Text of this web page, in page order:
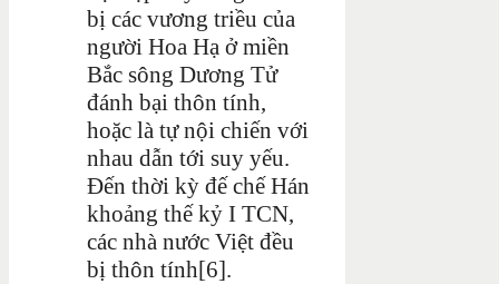
bị các vương triều của
người Hoa Hạ ở miền
Bắc sông Dương Tử
đánh bại thôn tính,
hoặc là tự nội chiến với
nhau dẫn tới suy yếu.
Đến thời kỳ đế chế Hán
khoảng thế kỷ I TCN,
các nhà nước Việt đều
bị thôn tính[6].